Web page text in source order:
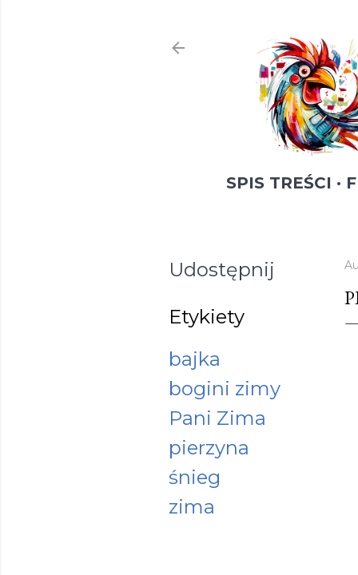
SPIS TREŚCI
Udostępnij
Etykiety
bajka
bogini zimy
Pani Zima
pierzyna
śnieg
zima